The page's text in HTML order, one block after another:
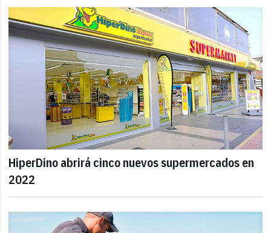
HiperDino abrirá cinco nuevos supermercados en
2022